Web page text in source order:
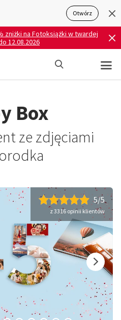
Otwórz
zniżki na Fotoksiążki w twardej
12.08.2026
Box
ze zdjęciami
5/5
z 3316 opinii klientów